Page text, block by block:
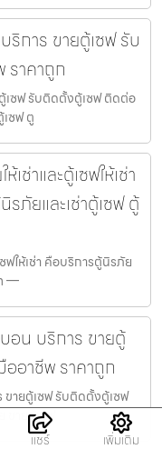
ริการ ขายตู้เซฟ รับ
ราคาถูก
เซฟ รับติดตั้งตู้เซฟ ติดต่อ
ซฟ ตู
ช่าและตู้เซฟให้เช่า
ภัยและเช่าตู้เซฟ ตู้
ให้เช่า คือบริการตู้นิรภัย
—
อน บริการ ขายตู้
อาชีพ ราคาถูก
ขายตู้เซฟ รับติดตั้งตู้เซฟ
ขายตู้เซฟ
แชร์ เพิ่มเติม